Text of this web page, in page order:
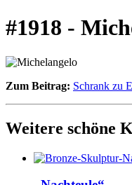
#1918 -
Zum Beitrag: Schrank zu
Weitere schöne